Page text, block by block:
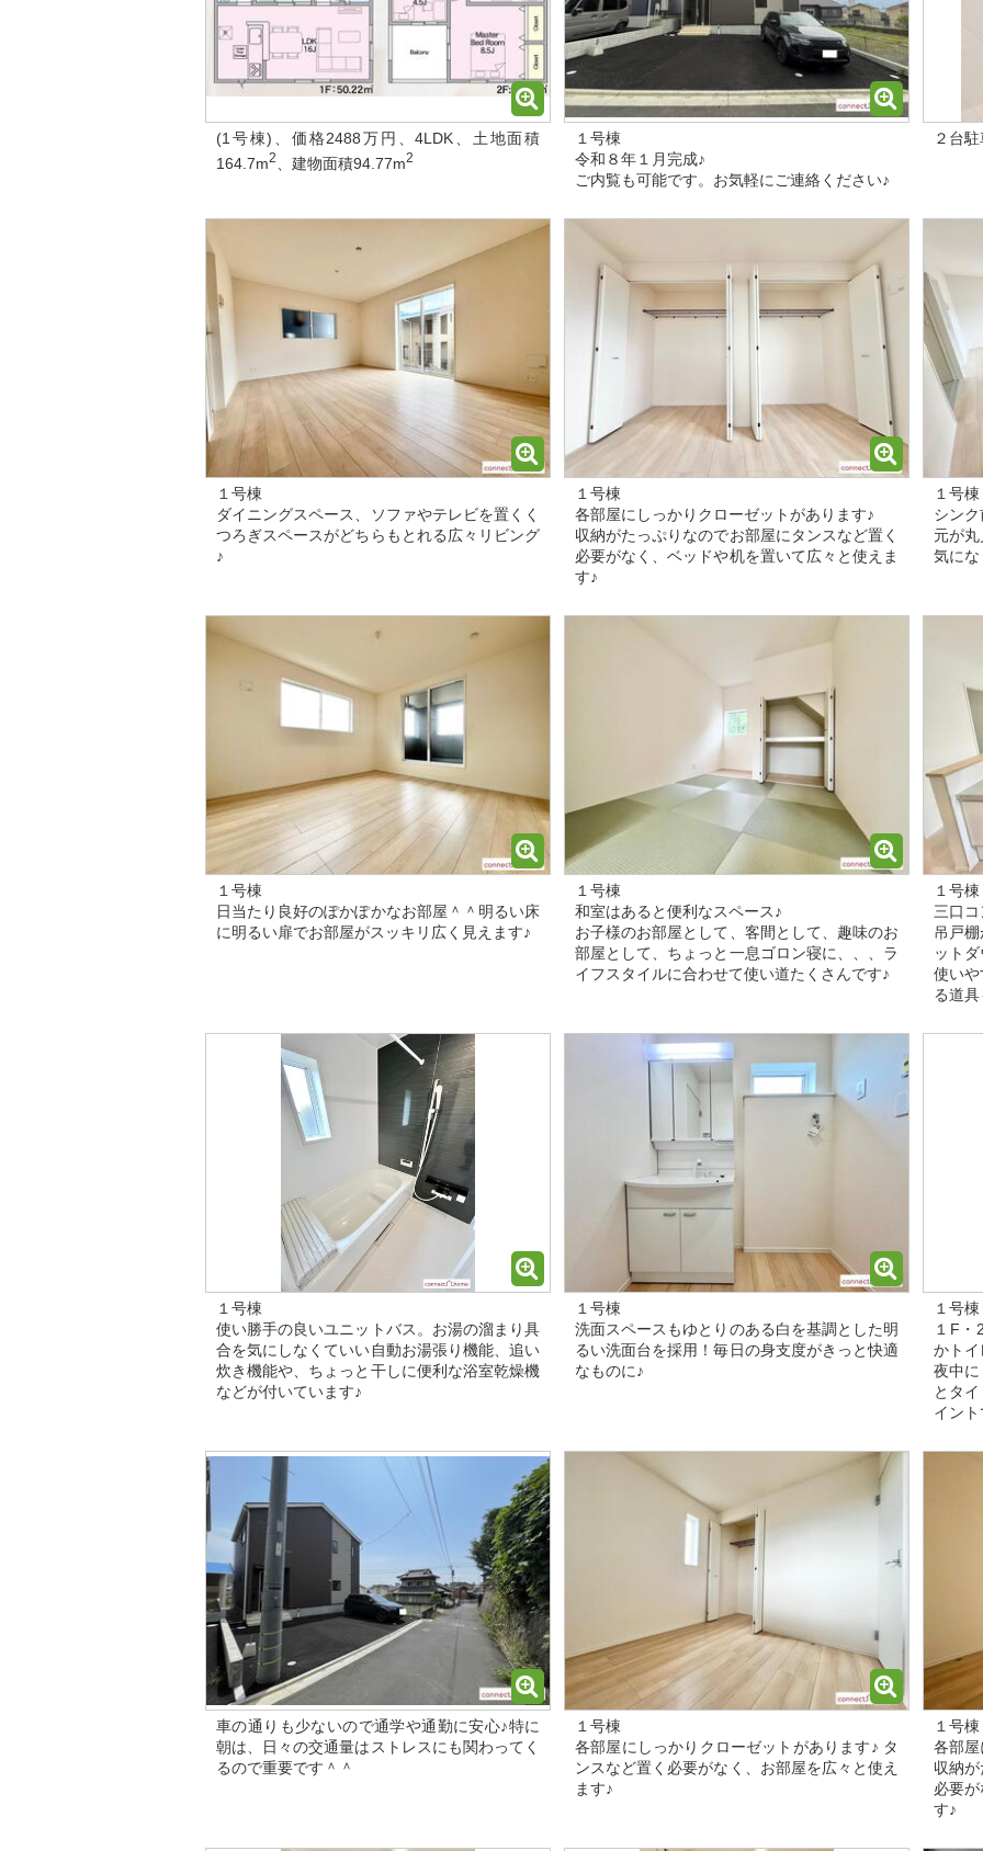
(1号棟)、価格2488万円、4LDK、土地面積
164.7m2 、建物面積94.77m2
１号棟
令和８年１月完成♪
ご内覧も可能です。お気軽にご連絡ください♪
２台
１号棟
ダイニングスペース、ソファやテレビを置くく
つろぎスペースがどちらもとれる広々リビング
♪
１号棟
各部屋にしっかりクローゼットがあります♪
収納がたっぷりなのでお部屋にタンスなど置く
必要がなく、ベッドや机を置いて広々と使えま
す♪
１号棟
シン
元が
気にな
１号棟
日当たり良好のぽかぽかなお部屋＾＾明るい床
に明るい扉でお部屋がスッキリ広く見えます♪
１号棟
和室はあると便利なスペース♪
お子様のお部屋として、客間として、趣味のお
部屋として、ちょっと一息ゴロン寝に、、、ラ
イフスタイルに合わせて使い道たくさんです♪
１号棟
三口
吊戸
ット
使い
る道
１号棟
使い勝手の良いユニットバス。お湯の溜まり具
合を気にしなくていい自動お湯張り機能、追い
炊き機能や、ちょっと干しに便利な浴室乾燥機
などが付いています♪
１号棟
洗面スペースもゆとりのある白を基調とした明
るい洗面台を採用！毎日の身支度がきっと快適
なものに♪
１号棟
１F・
かトイ
夜中
とタ
イン
車の通りも少ないので通学や通勤に安心♪特に
朝は、日々の交通量はストレスにも関わってく
るので重要です＾＾
１号棟
各部屋にしっかりクローゼットがあります♪ タ
ンスなど置く必要がなく、お部屋を広々と使え
ます♪
１号棟
各部
収納
必要
す♪